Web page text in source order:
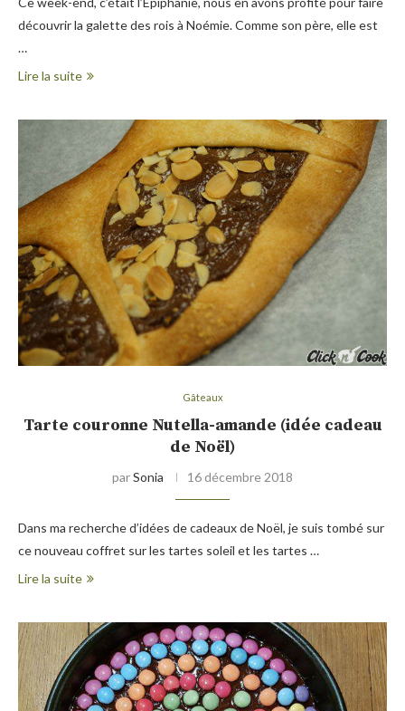
découvrir la galette des rois à Noémie. Comme son père, elle est
…
Lire la suite
Gâteaux
Tarte couronne Nutella-amande (idée cadeau
de Noël)
parSonia 16 décembre 2018
Dans ma recherche d’idées de cadeaux de Noël, je suis tombé sur
ce nouveau coffret sur les tartes soleil et les tartes …
Lire la suite